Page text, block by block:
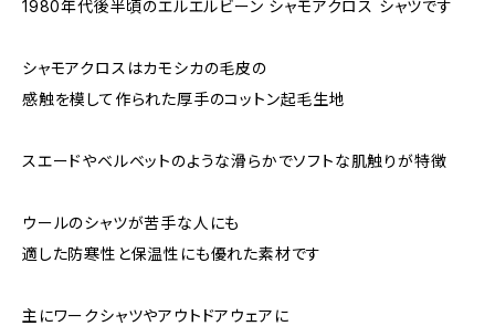
1980年代後半頃のエルエルビーン シャモアクロス シャツです
シャモアクロスはカモシカの毛皮の
感触を模して作られた厚手のコットン起毛生地
スエードやベルベットのような滑らかでソフトな肌触りが特徴
ウールのシャツが苦手な人にも
適した防寒性と保温性にも優れた素材です
主にワークシャツやアウトドアウェアに